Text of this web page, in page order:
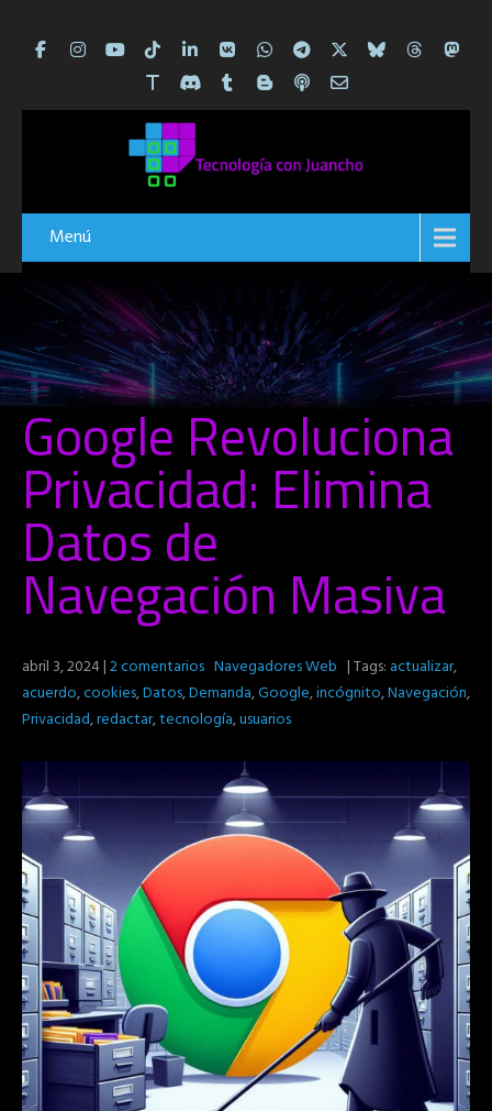
Menú
Google Revoluciona
Privacidad: Elimina
Datos de
Navegación Masiva
abril 3, 2024|2 comentarios Navegadores Web | Tags: actualizar,
acuerdo,cookies,Datos,Demanda,Google,incógnito,Navegación,
Privacidad,redactar,tecnología,usuarios